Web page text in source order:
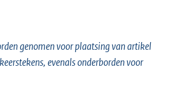
genomen voor plaatsing van artikel
evenals onderborden voor